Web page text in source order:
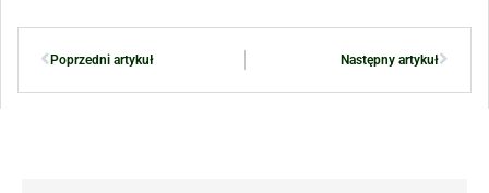
Poprzedni artykuł Następny artykuł